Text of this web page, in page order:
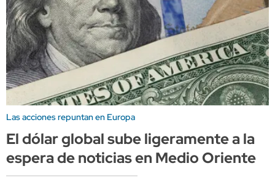
Las acciones repuntan en Europa
El dólar global sube ligeramente a la
espera de noticias en Medio Oriente